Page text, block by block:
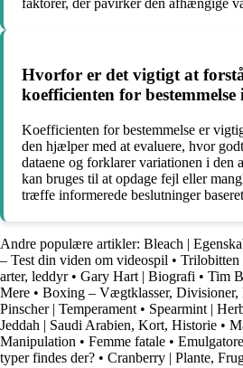
faktorer, der påvirker den afhængige
Hvorfor er det vigtigt at
koefficienten for bestemmelse
Koefficienten for bestemmelse er
den hjælper med at evaluere, hvor
dataene og forklarer variationen i den
kan bruges til at opdage fejl eller
træffe informerede beslutninger
Andre populære artikler: Bleach |
– Test din viden om videospil • Trilobitten
arter, leddyr• Gary Hart | Biografi • Tim
Mere • Boxing – Vægtklasser, Divisioner,
Pinscher | Temperament • Spearmint |
Jeddah | Saudi Arabien, Kort, Historie •
Manipulation • Femme fatale •
typer findes der? • Cranberry | Plante,